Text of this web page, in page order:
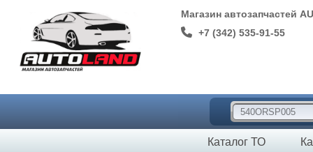
Магазин автозапчастей
+7 (342) 535-91-55
Каталог ТО